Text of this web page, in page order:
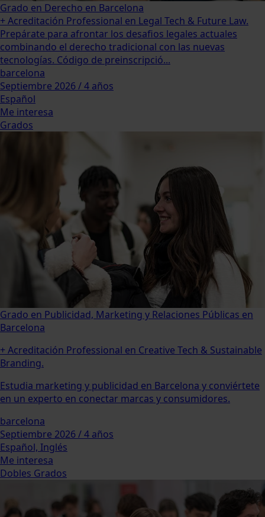
Grado en Derecho en Barcelona
+ Acreditación Professional en Legal Tech & Future Law.
Prepárate para afrontar los desafios legales actuales
combinando el derecho tradicional con las nuevas
tecnologías. Código de preinscripció...
barcelona
Septiembre 2026 / 4 años
Español
Me interesa
Grados
Grado en Publicidad, Marketing y Relaciones Públicas en
Barcelona
+ Acreditación Professional en Creative Tech & Sustainable
Branding.
Estudia marketing y publicidad en Barcelona y conviértete
en un experto en conectar marcas y consumidores.
barcelona
Septiembre 2026 / 4 años
Español, Inglés
Me interesa
Dobles Grados